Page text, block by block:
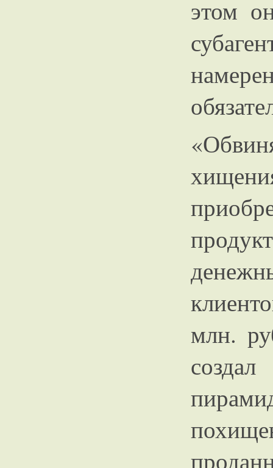
этом
млн.